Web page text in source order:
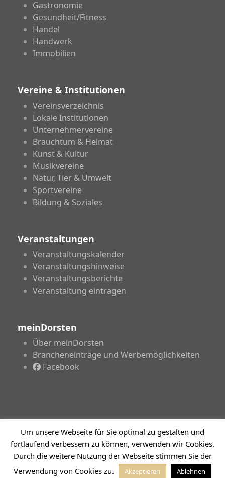
Gastronomie
Gesundheit/Fitness
Handel
Handwerk
Immobilien
Vereine & Institutionen
Vereinsverzeichnis
Lokale Institutionen
Unternehmervereine
Brauchtum & Heimat
Kunst & Kultur
Musikvereine
Natur, Tier & Umwelt
Sportvereine
Bildung & Soziales
Veranstaltungen
Veranstaltungskalender
Veranstaltungshinweise
Veranstaltungsberichte
Veranstaltung eintragen
meinDorsten
Über meinDorsten
Brancheneinträge und Werbemöglichkeiten
Facebook
Copyright 2026 - meinDorsten.de - Informationen für
unsere Region
ImpressumDatenschutzerklärungHaftungsausschluss
Um unsere Webseite für Sie optimal zu gestalten und
fortlaufend verbessern zu können, verwenden wir Cookies.
Durch die weitere Nutzung der Webseite stimmen Sie der
Verwendung von Cookies zu.
Akzeptieren Ablehnen